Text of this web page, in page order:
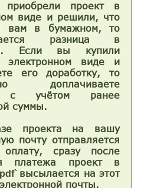
проект в
виде и решили, что
вам в бумажном, то
разница в
Если вы купили
электронном виде и
его доработку, то
доплачиваете
с учётом ранее
суммы.
проекта на вашу
почту отправляется
сразу после
платежа проект в
высылается на этот
почты.